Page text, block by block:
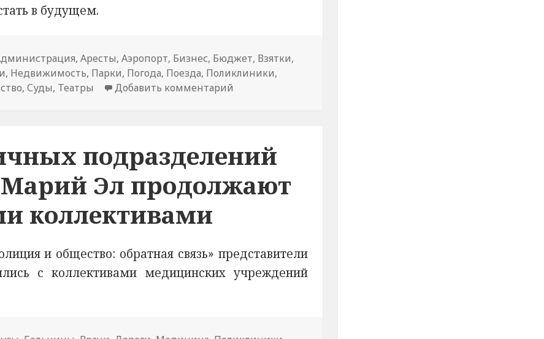
в будущем.
,Аресты,Аэропорт, Бизнес, Бюджет, Взятки,
, Недвижимость, Парки, Погода, Поезда, Поликлиники,
,Суды, Театры Добавить комментарий
подразделений
Эл продолжают
коллективами
и общество: обратная связь» представители
с коллективами медицинских учреждений